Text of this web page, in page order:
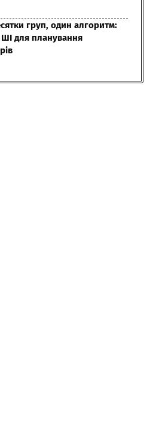
груп, один алгоритм:
для планування